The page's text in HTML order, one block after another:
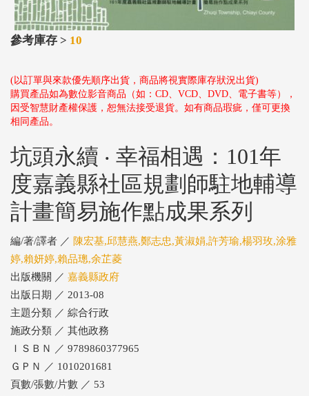
參考庫存 > 10
(以訂單與來款優先順序出貨，商品將視實際庫存狀況出貨)
購買產品如為數位影音商品（如：CD、VCD、DVD、電子書等），
因受智慧財產權保護，恕無法接受退貨。如有商品瑕疵，僅可更換
相同產品。
坑頭永續 ‧ 幸福相遇：101年
度嘉義縣社區規劃師駐地輔導
計畫簡易施作點成果系列
編/著/譯者 ／ 陳宏基,邱慧燕,鄭志忠,黃淑娟,許芳瑜,楊羽玫,涂雅
婷,賴妍婷,賴品璁,余芷菱
出版機關 ／ 嘉義縣政府
出版日期 ／ 2013-08
主題分類 ／ 綜合行政
施政分類 ／ 其他政務
ＩＳＢＮ ／ 9789860377965
ＧＰＮ ／ 1010201681
頁數/張數/片數 ／ 53